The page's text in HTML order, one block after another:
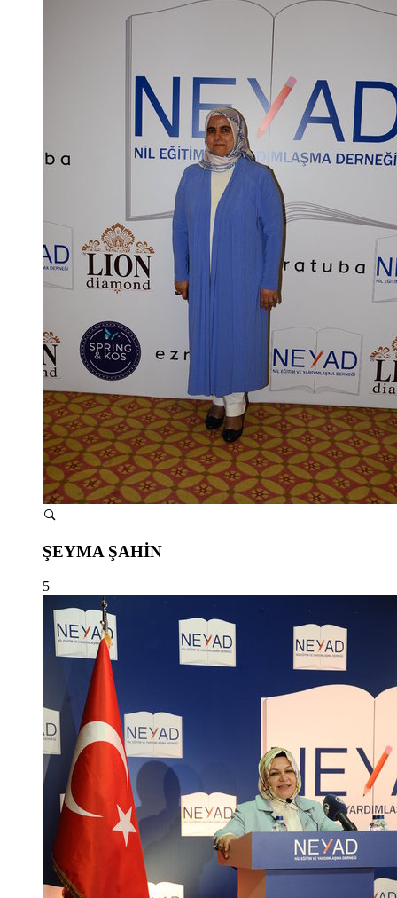
ŞEYMA ŞAHİN
5